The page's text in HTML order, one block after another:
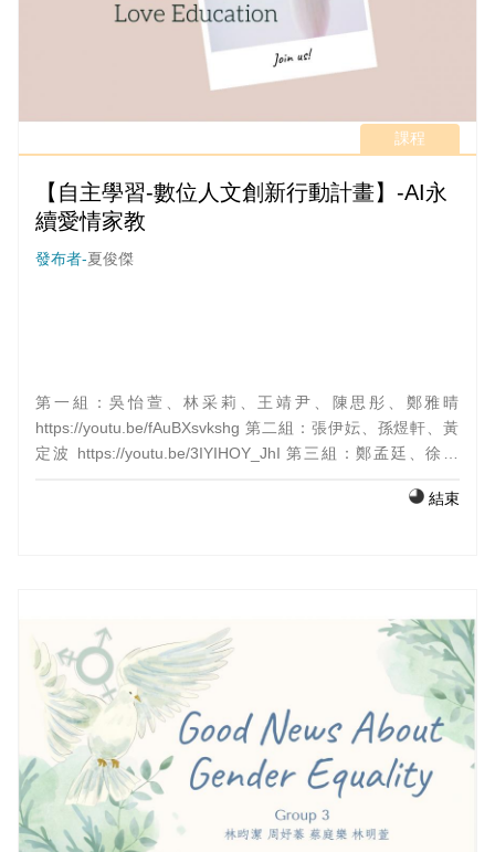
課程
【自主學習-數位人文創新行動計畫】-AI永
續愛情家教
發布者-夏俊傑
第一組：吳怡萱、林采莉、王靖尹、陳思彤、鄭雅晴
https://youtu.be/fAuBXsvkshg 第二組：張伊妘、孫煜軒、黃
定波 https://youtu.be/3IYIHOY_JhI 第三組：鄭孟廷、徐軾
組：陳冠廷、邱詠恩、許嘉玲、廖堅富
結束